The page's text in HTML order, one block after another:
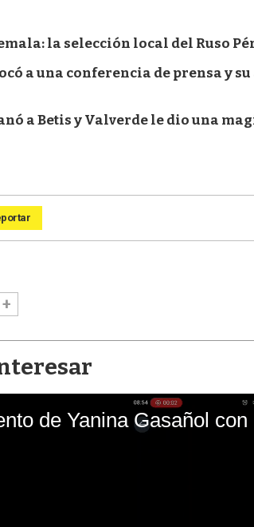
la selección local del Ruso
a una conferencia de prensa y
a Betis y Valverde le dio una